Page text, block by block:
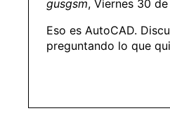
gusgsm, Viernes 30
Eso es AutoCAD.
preguntando lo que